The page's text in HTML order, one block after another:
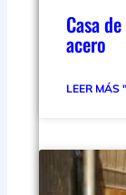
Casa
acero
LEER MÁS "